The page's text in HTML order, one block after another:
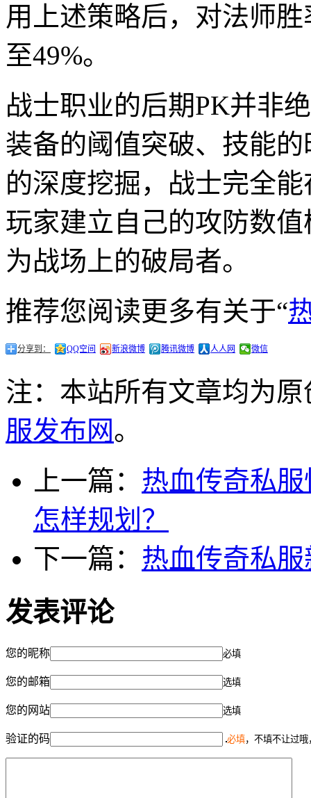
用上述策略后，对法师
至49%。
战士职业的后期PK并非
装备的阈值突破、技能
的深度挖掘，战士完全
玩家建立自己的攻防数
为战场上的破局者。
推荐您阅读更多有关于“
分享到： QQ空间 新浪微博 腾讯微博 人人网 微信
注：本站所有文章均为
服发布网。
上一篇： 热血传奇私
怎样规划？
下一篇： 热血传奇私
发表评论
您的昵称 必填
您的邮箱 选填
您的网站 选填
验证的码 必填，不填不让过